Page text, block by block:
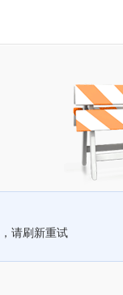
请刷新重试